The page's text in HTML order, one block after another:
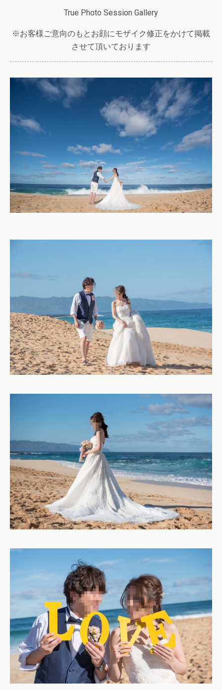
True Photo Session Gallery
※お客様ご意向のもとお顔にモザイク修正をかけて掲載
させて頂いております